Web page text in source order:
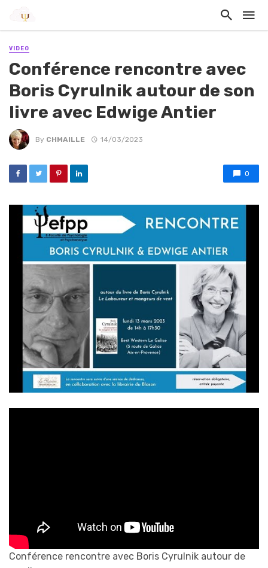
VIDEO
Conférence rencontre avec
Boris Cyrulnik autour de son
livre avec Edwige Antier
By CHMAILLE 14/03/2023
0
Conférence rencontre avec Boris Cyrulnik autour de